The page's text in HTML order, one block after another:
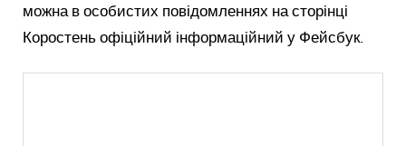
можна в особистих повідомленнях на сторінці
Коростень офіційний інформаційний у Фейсбук.